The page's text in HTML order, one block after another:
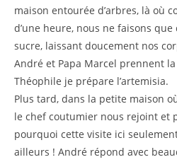
maison entourée d’arbres, là où
d’une heure, nous ne faisons
sucre, laissant doucement nos
André et Papa Marcel prennent
Théophile je prépare l’artemisia.
Plus tard, dans la petite maison
le chef coutumier nous rejoint et
pourquoi cette visite ici
ailleurs ! André répond avec